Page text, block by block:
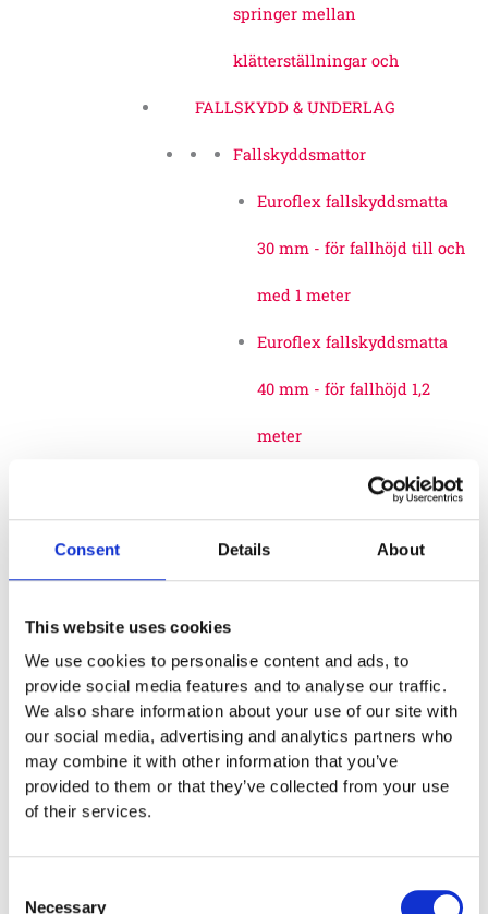
Consent Details About
This website uses cookies
We use cookies to personalise content and ads, to
provide social media features and to analyse our traffic.
We also share information about your use of our site with
our social media, advertising and analytics partners who
may combine it with other information that you’ve
provided to them or that they’ve collected from your use
of their services.
Necessary
springer mellan
klätterställningar och
FALLSKYDD & UNDERLAG
Fallskyddsmattor
Euroflex fallskyddsmatta
30 mm - för fallhöjd till och
med 1 meter
Euroflex fallskyddsmatta
40 mm - för fallhöjd 1,2
meter
Euroflex fallskyddsmatta
meter
60 mm – för fallhöjd 1,7
meter
Euroflex fallskyddsmatta
meter
Euroflex fallskyddsmatta